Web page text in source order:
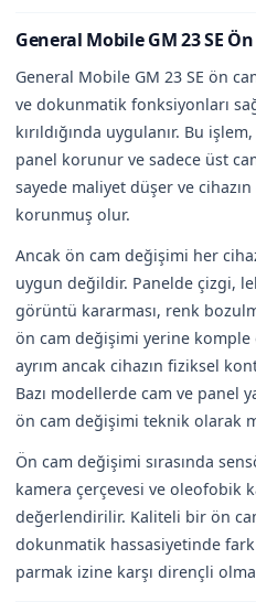
General Mobile GM 23 SE
General Mobile GM 23 SE ön
ve dokunmatik fonksiyonları
kırıldığında uygulanır. Bu
panel korunur ve sadece üst
sayede maliyet düşer ve
korunmuş olur.
Ancak ön cam değişimi her
uygun değildir. Panelde çizgi,
görüntü kararması, renk
ön cam değişimi yerine
ayrım ancak cihazın fiziksel
Bazı modellerde cam ve panel
ön cam değişimi teknik olarak
Ön cam değişimi sırasında
kamera çerçevesi ve oleofobik
değerlendirilir. Kaliteli bir ön
dokunmatik hassasiyetinde
parmak izine karşı dirençli